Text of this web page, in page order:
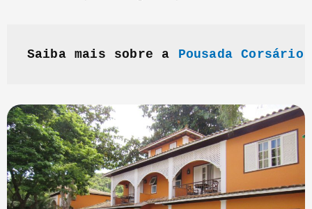
Saiba mais sobre a Pousada Corsário